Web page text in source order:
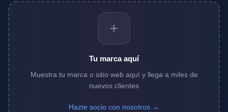
+
Tu marca aquí
Muestra tu marca o sitio web aquí y llega a miles de
nuevos clientes
Hazte socio con nosotros →